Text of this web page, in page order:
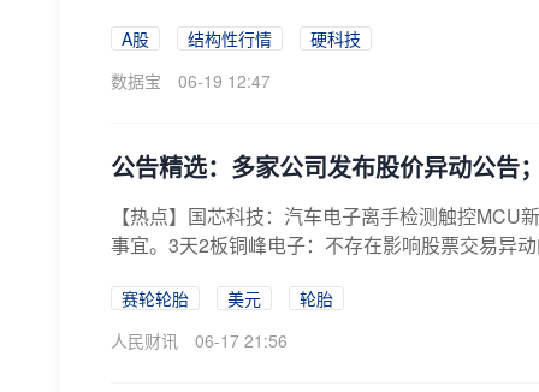
A股 结构性行情
硬科技
数据宝
06-19 12:47
公告精选：多家公司发布股价异动公告
【热点】国芯科技：汽车电子离手检测触控
事宜。3天2板铜峰电子：不存在影响股票交易异
赛轮轮胎 美元
轮胎
人民财讯
06-17 21:56